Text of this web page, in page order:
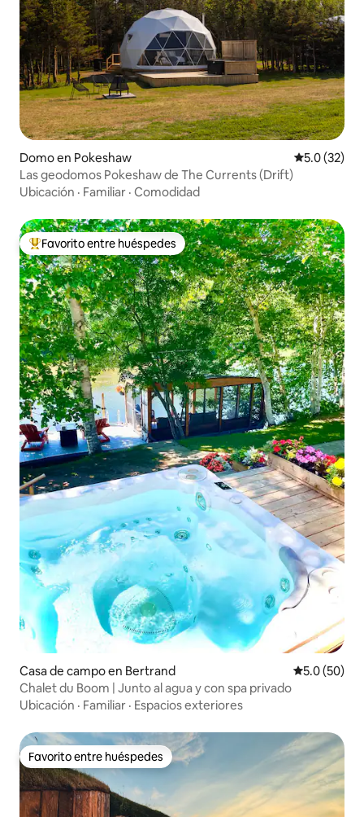
Domo en Pokeshaw Calificación
5.0 (32)
Las geodomos Pokeshaw de The Currents (Drift)
Ubicación · Familiar · Comodidad
Favorito entre huéspedes preferido
Favorito entre huéspedes
Casa de campo en Bertrand Calificación
5.0 (50)
Chalet du Boom | Junto al agua y con spa privado
Ubicación · Familiar · Espacios exteriores
Favorito entre huéspedes
Favorito entre huéspedes